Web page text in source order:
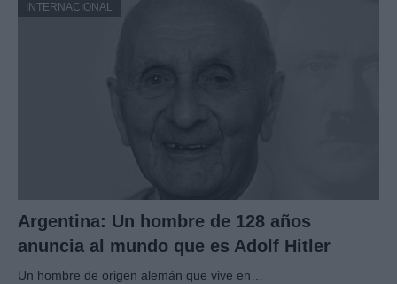
INTERNACIONAL
Argentina: Un hombre de 128 años
anuncia al mundo que es Adolf Hitler
Un hombre de origen alemán que vive en…